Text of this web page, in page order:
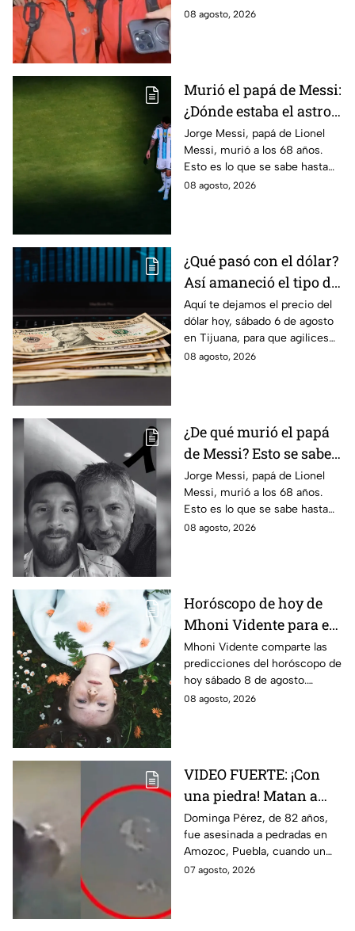
redes sociales tras su muerte
08 agosto, 2026
Murió el papá de Messi:
¿Dónde estaba el astro
argentino al conocer la
noticia?
Jorge Messi, papá de Lionel
Messi, murió a los 68 años.
Esto es lo que se sabe hasta
ahora sobre su fallecimiento y
08 agosto, 2026
¿Qué pasó con el dólar?
Así amaneció el tipo de
cambio hoy sábado 8 de
agosto en Tijuana
Aquí te dejamos el precio del
dólar hoy, sábado 6 de agosto
en Tijuana, para que agilices
tus cambios, compras y
08 agosto, 2026
¿De qué murió el papá
de Messi? Esto se sabe
sobre el fallecimiento
de Jorge Messi
Jorge Messi, papá de Lionel
Messi, murió a los 68 años.
Esto es lo que se sabe hasta
ahora sobre su fallecimiento
08 agosto, 2026
Horóscopo de hoy de
Mhoni Vidente para el
sábado 8 de agosto
¡Cierre de ciclo!
Mhoni Vidente comparte las
predicciones del horóscopo de
hoy sábado 8 de agosto.
Descubre qué signos vivirán
08 agosto, 2026
VIDEO FUERTE: ¡Con
una piedra! Matan a
vendedora de cemitas
de 82 años mientras iba
a su casa
Dominga Pérez, de 82 años,
fue asesinada a pedradas en
Amozoc, Puebla, cuando un
sujeto le robó los 90 pesos
07 agosto, 2026